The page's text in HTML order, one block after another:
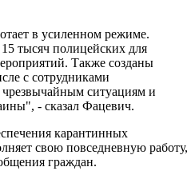
в усиленном режиме.
тысяч полицейских для
Также созданы
с сотрудниками
ситуациям и
- сказал Фацевич.
карантинных
свою повседневную работу,
граждан.